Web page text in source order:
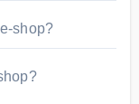
shop?